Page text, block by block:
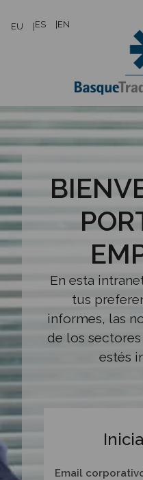
EU ES EN
En esta
tus
informes, las
de los
estés
Email